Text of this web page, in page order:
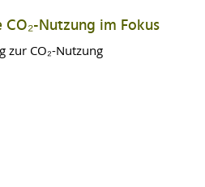
Nutzung im Fokus
zur CO₂-Nutzung